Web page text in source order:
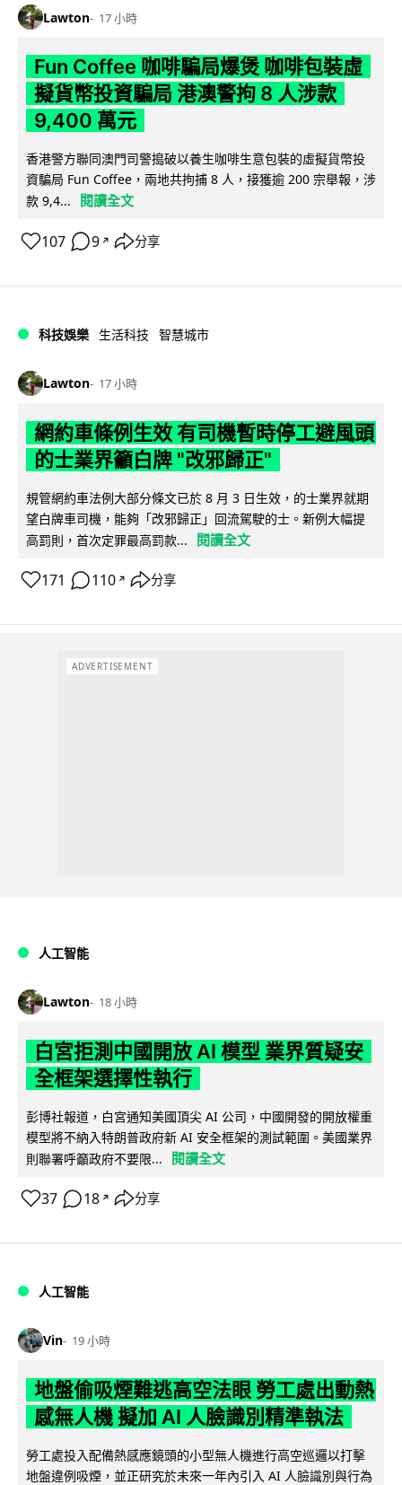
Lawton 17 小時
Fun Coffee 咖啡騙局爆煲 咖啡包裝虛
擬貨幣投資騙局 港澳警拘 8 人涉款
9,400 萬元
香港警方聯同澳門司警搗破以養生咖啡生意包裝的虛擬貨幣投
資騙局 Fun Coffee，兩地共拘捕 8 人，接獲逾 200 宗舉報，涉
款 9,4...
閱讀全文
107 9 ↗ 分享
科技娛樂 生活科技 智慧城市
Lawton 17 小時
網約車條例生效 有司機暫時停工避風頭
的士業界籲白牌 "改邪歸正"
規管網約車法例大部分條文已於 8 月 3 日生效，的士業界就期
望白牌車司機，能夠「改邪歸正」回流駕駛的士。新例大幅提
高罰則，首次定罪最高罰款...
閱讀全文
171 110 ↗ 分享
ADVERTISEMENT
人工智能
Lawton 18 小時
白宮拒測中國開放 AI 模型 業界質疑安
全框架選擇性執行
彭博社報道，白宮通知美國頂尖 AI 公司，中國開發的開放權重
模型將不納入特朗普政府新 AI 安全框架的測試範圍。美國業界
則聯署呼籲政府不要限...
閱讀全文
37 18 ↗ 分享
人工智能
Vin 19 小時
地盤偷吸煙難逃高空法眼 勞工處出動熱
感無人機 擬加 AI 人臉識別精準執法
勞工處投入配備熱感應鏡頭的小型無人機進行高空巡邏以打擊
地盤違例吸煙，並正研究於未來一年內引入 AI 人臉識別與行為